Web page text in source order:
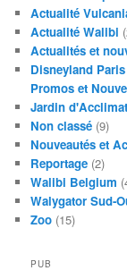
Actualité
Actualité Walibi
Actualités et
Disneyland
Promos et
Jardin
Non classé (9)
Nouveautés et
Reportage (2)
Walibi Belgium
Walygator Sud-
Zoo (15)
PUB